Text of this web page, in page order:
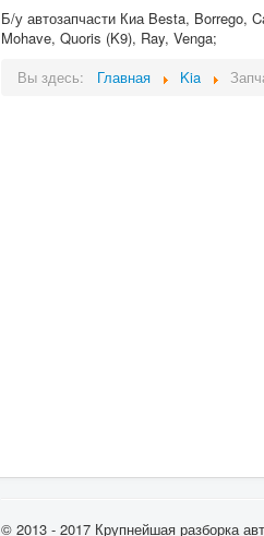
Б/у автозапчасти Киа Besta, Borrego,
Mohave, Quoris (K9), Ray, Venga;
Вы здесь:
Главная Kia
© 2013 - 2017 Крупнейшая разборка